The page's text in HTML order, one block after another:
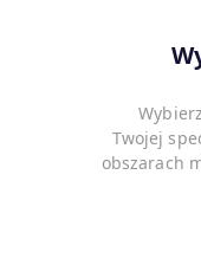
Twojej
obszarach